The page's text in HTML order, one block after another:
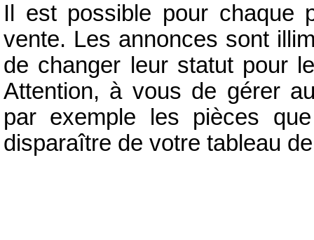
Il est possible pour chaque
vente. Les annonces sont
de changer leur statut pour
Attention, à vous de gérer
par exemple les pièces
disparaître de votre tableau